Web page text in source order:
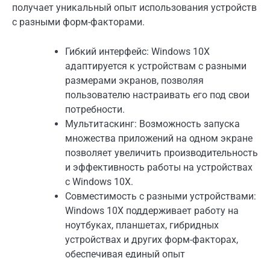
получает уникальный опыт использования устройств
с разными форм-факторами.
Гибкий интерфейс: Windows 10X
адаптируется к устройствам с разными
размерами экранов, позволяя
пользователю настраивать его под свои
потребности.
Мультитаскинг: Возможность запуска
множества приложений на одном экране
позволяет увеличить производительность
и эффективность работы на устройствах
с Windows 10X.
Совместимость с разными устройствами:
Windows 10X поддерживает работу на
ноутбуках, планшетах, гибридных
устройствах и других форм-факторах,
обеспечивая единый опыт